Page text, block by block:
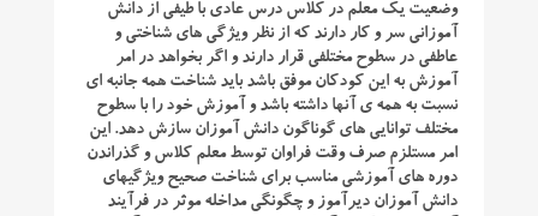
وضعیت یک معلم در کلاس درس عادی با طیفی از دانش
آموزانی سر و کار دارند که از نظر ویژگی های شناختی و
عاطفی در سطوح مختلفی قرار دارند و اگر بخواهد در امر
آموزش به این کودکان موفق باشد باید شناخت همه جانبه ای
نسبت به همه ی آنها داشته باشد و آموزش خود را با سطوح
مختلف توانایی های گوناگون دانش آموزان سازش دهد. این
امر مستلزم صرف وقت فراوان توسط معلم کلاس و گذراندن
دوره های آموزشی مناسب برای شناخت صحیح ویژگیهای
دانش آموزان دیرآموز و چگونگی مداخله موثر در فرآیند